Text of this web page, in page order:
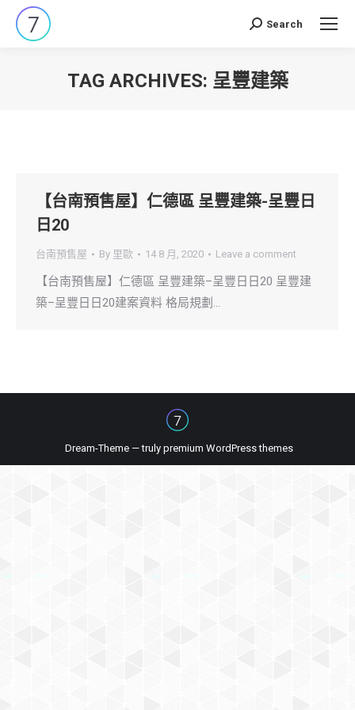
Search:
Search
TAG ARCHIVES: 呈豐建築
【台南預售屋】仁德區 呈豐建築-呈豐日
日20
台南預售屋 By 里歐 14 8 月, 2020 Leave a comment
【台南預售屋】仁德區 呈豐建築–呈豐日日20 呈豐建
築–呈豐日日20建案資料 格局規劃…
Dream-Theme — truly premium WordPress themes